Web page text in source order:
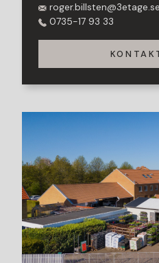
roger.billsten@3etage.se
0735-17 93 33